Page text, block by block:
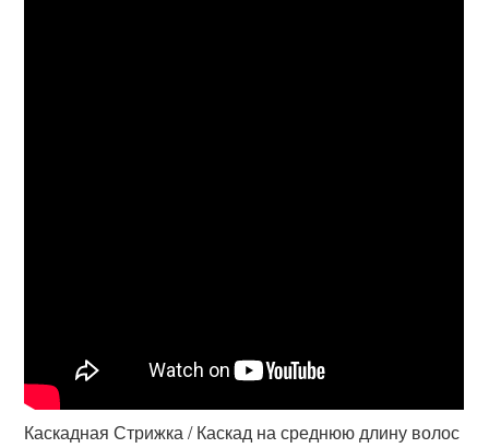
Каскадная Стрижка / Каскад на среднюю длину волос